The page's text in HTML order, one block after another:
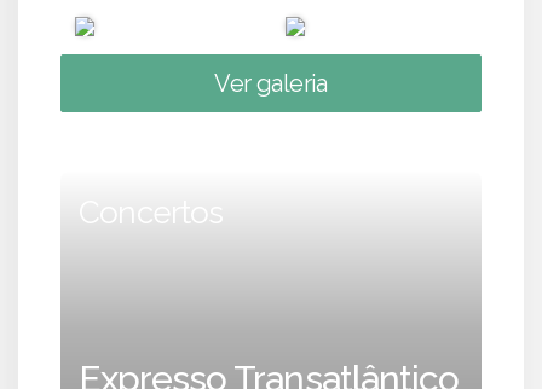
Ver galeria
Concertos
Expresso Transatlântico